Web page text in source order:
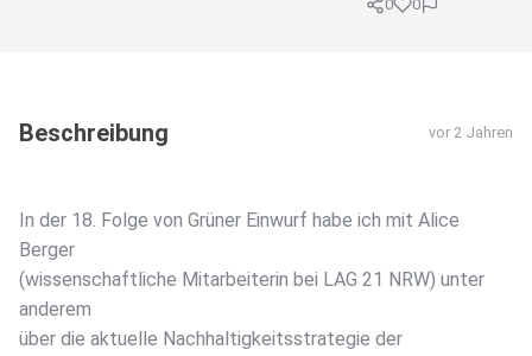
0
0
Beschreibung vor 2 Jahren
In der 18. Folge von Grüner Einwurf habe ich mit Alice
Berger
(wissenschaftliche Mitarbeiterin bei LAG 21 NRW) unter
anderem
über die aktuelle Nachhaltigkeitsstrategie der